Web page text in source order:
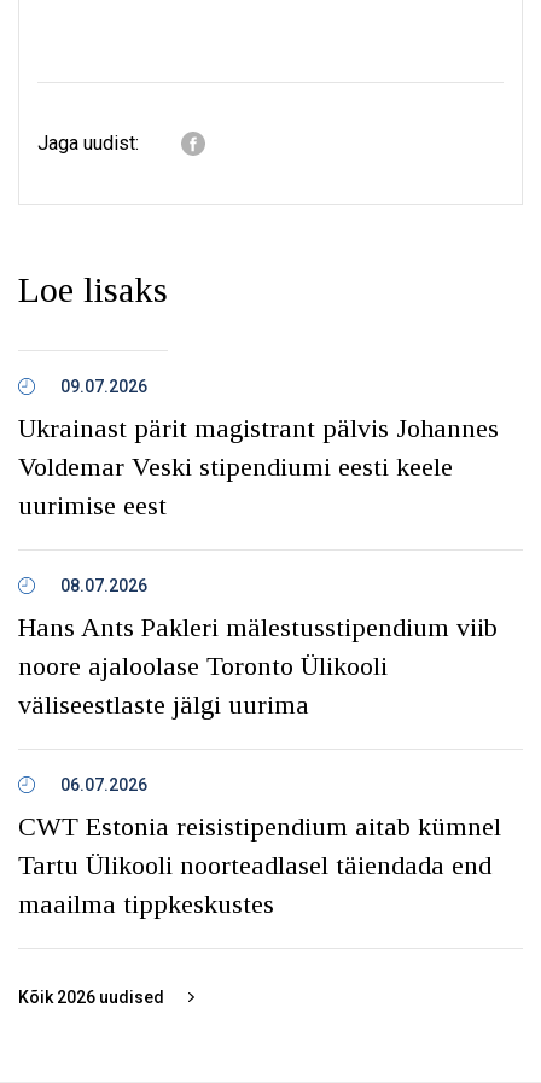
Jaga uudist:
Loe lisaks
09.07.2026
Ukrainast pärit magistrant pälvis Johannes
Voldemar Veski stipendiumi eesti keele
uurimise eest
08.07.2026
Hans Ants Pakleri mälestusstipendium viib
noore ajaloolase Toronto Ülikooli
väliseestlaste jälgi uurima
06.07.2026
CWT Estonia reisistipendium aitab kümnel
Tartu Ülikooli noorteadlasel täiendada end
maailma tippkeskustes
Kõik2026 uudised